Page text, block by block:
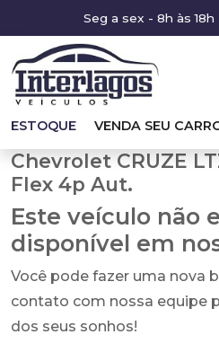
Seg a sex - 8h às 18h
ESTOQUE VENDA SEU
Chevrolet CRUZE
Flex 4p Aut.
Este veículo não
disponível em
Você pode fazer uma nova
contato com nossa equipe
dos seus sonhos!